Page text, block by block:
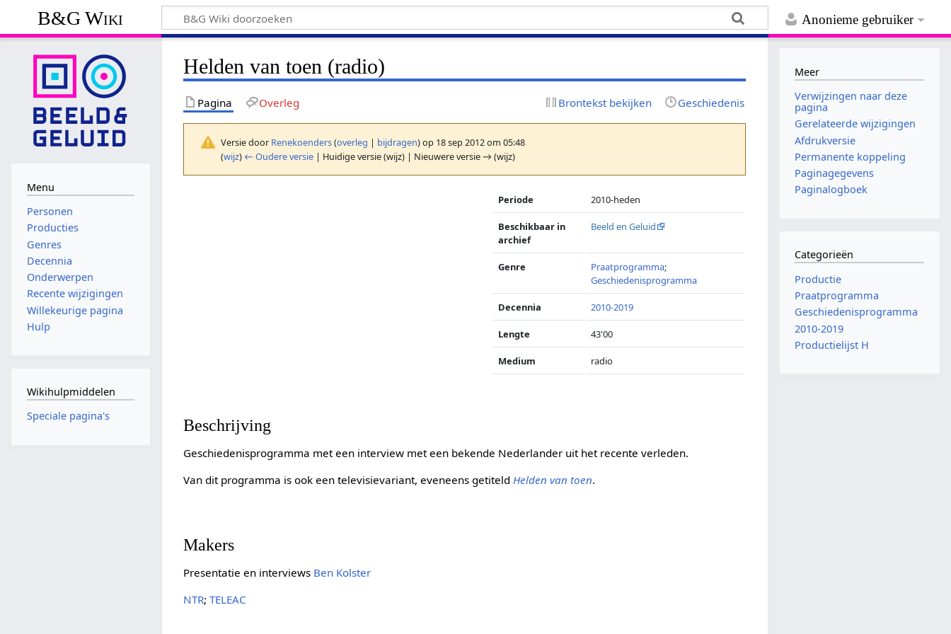
Anonieme gebruiker
B&G Wiki
Helden van toen (radio)
Pagina Overleg Brontekst bekijken Geschiedenis
Versie door Renekoenders(overleg | bijdragen)op 18 sep 2012 om 05:48
(wijz) ← Oudere versie | Huidige versie (wijz) | Nieuwere versie → (wijz)
Periode 2010-heden
Beschikbaar in
archief
Beeld en Geluid
Genre Praatprogramma;
Geschiedenisprogramma
Decennia 2010-2019
Lengte 43'00
Medium radio
Beschrijving
Geschiedenisprogramma met een interview met een bekende Nederlander uit het recente verleden.
Van dit programma is ook een televisievariant, eveneens getiteld Helden van toen.
Makers
Presentatie en interviews Ben Kolster
NTR;TELEAC
Menu
Personen
Producties
Genres
Decennia
Onderwerpen
Recente wijzigingen
Willekeurige pagina
Hulp
Wikihulpmiddelen
Speciale pagina's
Meer
Verwijzingen naar deze
pagina
Gerelateerde wijzigingen
Afdrukversie
Permanente koppeling
Paginagegevens
Paginalogboek
Categorieën
Productie
Praatprogramma
Geschiedenisprogramma
2010-2019
Productielijst H